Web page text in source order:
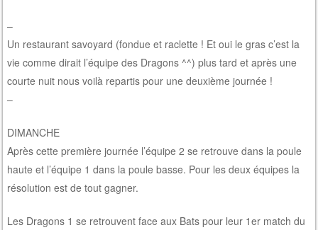
–
Un restaurant savoyard (fondue et raclette ! Et oui le gras c’est la
vie comme dirait l’équipe des Dragons ^^) plus tard et après une
courte nuit nous voilà repartis pour une deuxième journée !
–
DIMANCHE
Après cette première journée l’équipe 2 se retrouve dans la poule
haute et l’équipe 1 dans la poule basse. Pour les deux équipes la
résolution est de tout gagner.
Les Dragons 1 se retrouvent face aux Bats pour leur 1er match du